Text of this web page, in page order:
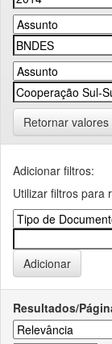
Retornar valores
Adicionar filtros:
Utilizar filtros para
Resultados/